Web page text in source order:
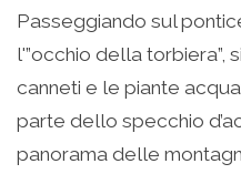
Passeggiando sul
l'”occhio della torbiera”,
canneti e le piante
parte dello specchio
panorama delle